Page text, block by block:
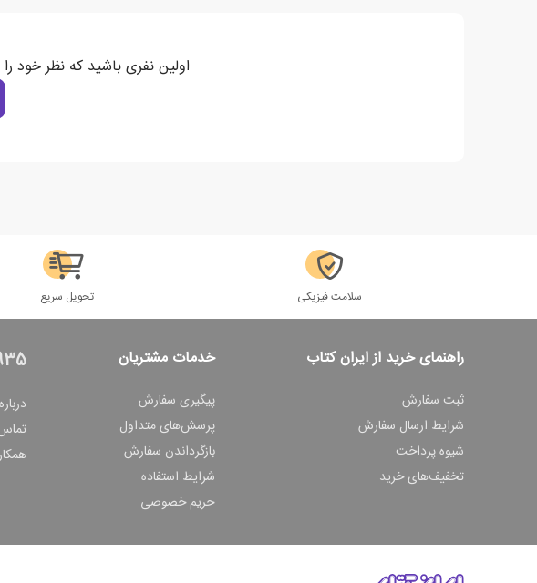
اولین نفری باشید که نظر خود
سلامت فیزیکی تحویل سریع
راهنمای خرید از ایران کتاب
ثبت سفارش
شرایط ارسال سفارش
شیوه پرداخت
تخفیف‌های خرید
خدمات مشتریان
پیگیری سفارش
پرسش‌های متداول
بازگرداندن سفارش
شرایط استفاده
حریم خصوصی